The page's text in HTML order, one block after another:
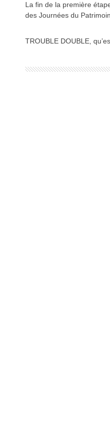
La fin de la première
des Journées du
TROUBLE DOUBLE,